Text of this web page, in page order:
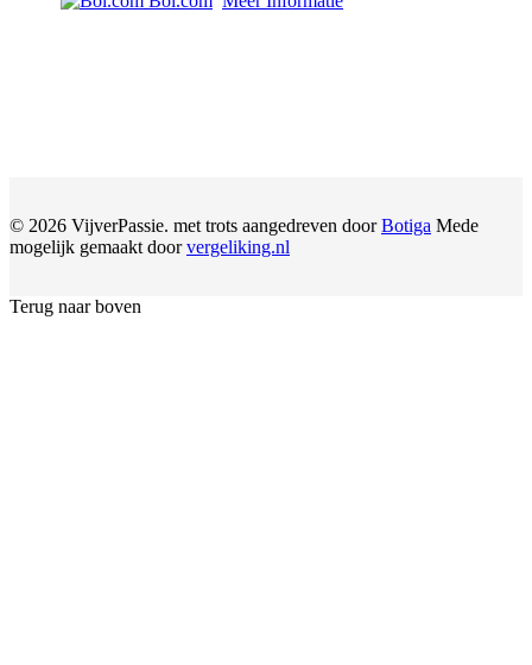
© 2026 VijverPassie. met trots aangedreven doorBotiga Mede
mogelijk gemaakt doorvergeliking.nl
Terug naar boven